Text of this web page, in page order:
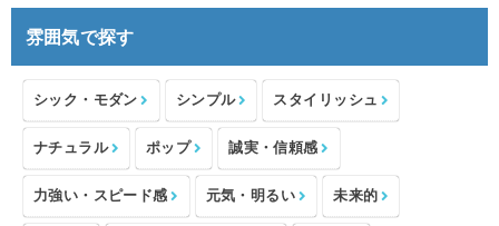
雰囲気で探す
シック・モダン シンプル スタイリッシュ
ナチュラル ポップ 誠実・信頼感
力強い・スピード感 元気・明るい 未来的